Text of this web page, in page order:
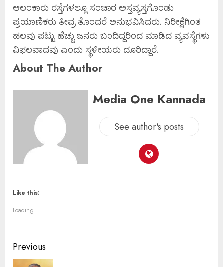
ಆಲಂಕಾರು ರಸ್ತೆಗಳಲ್ಲೂ ಸಂಚಾರ ಅಸ್ತವ್ಯಸ್ತಗೊಂಡು
ಪ್ರಯಾಣಿಕರು ತೀವ್ರ ತೊಂದರೆ ಅನುಭವಿಸಿದರು. ನಿರೀಕ್ಷೆಗಿಂತ
ಹಲವು ಪಟ್ಟು ಹೆಚ್ಚು ಜನರು ಬಂದಿದ್ದರಿಂದ ಮಾಡಿದ ವ್ಯವಸ್ಥೆಗಳು
ವಿಫಲವಾದವು ಎಂದು ಸ್ಥಳೀಯರು ದೂರಿದ್ದಾರೆ.
About The Author
Media One Kannada
See author's posts
Like this:
Loading...
Previous